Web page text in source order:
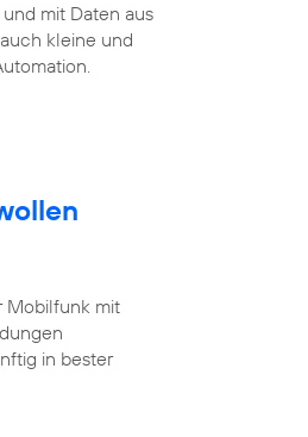
mit Daten aus
kleine und
Mobilfunk mit
in bester